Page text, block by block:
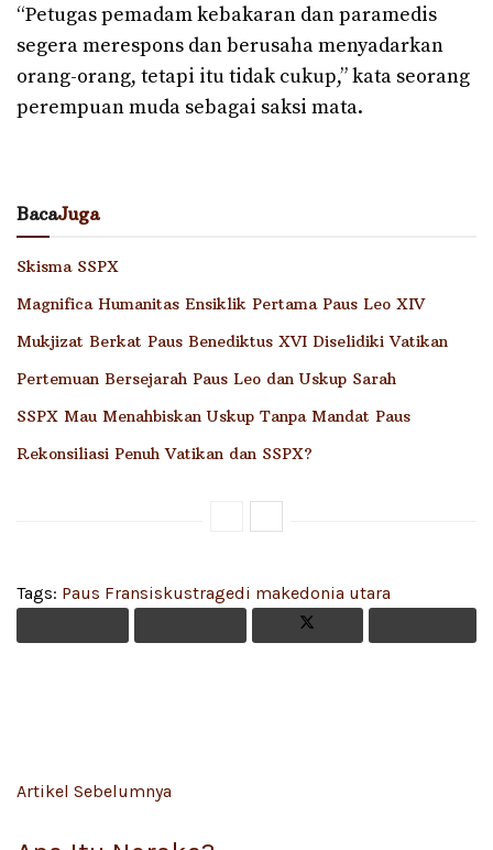
“Petugas pemadam kebakaran dan paramedis
segera merespons dan berusaha menyadarkan
orang-orang, tetapi itu tidak cukup,” kata seorang
perempuan muda sebagai saksi mata.
BacaJuga
Skisma SSPX
Magnifica Humanitas Ensiklik Pertama Paus Leo XIV
Mukjizat Berkat Paus Benediktus XVI Diselidiki Vatikan
Pertemuan Bersejarah Paus Leo dan Uskup Sarah
SSPX Mau Menahbiskan Uskup Tanpa Mandat Paus
Rekonsiliasi Penuh Vatikan dan SSPX?
Tags: Paus Fransiskustragedi makedonia utara
Artikel Sebelumnya